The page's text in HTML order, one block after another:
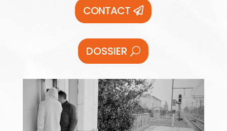
CONTACT
DOSSIER